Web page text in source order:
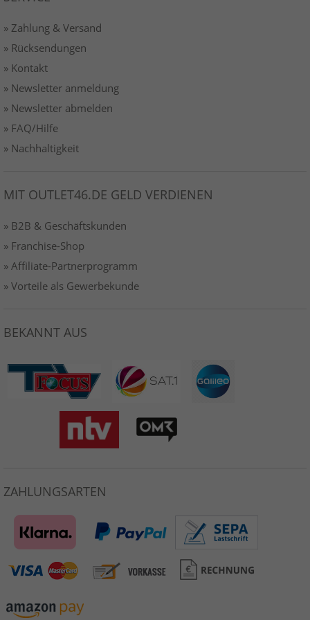
» Zahlung & Versand
» Rücksendungen
» Kontakt
» Newsletter anmeldung
» Newsletter abmelden
» FAQ/Hilfe
» Nachhaltigkeit
MIT OUTLET46.DE GELD VERDIENEN
» B2B & Geschäftskunden
» Franchise-Shop
» Affiliate-Partnerprogramm
» Vorteile als Gewerbekunde
BEKANNT AUS
ZAHLUNGSARTEN